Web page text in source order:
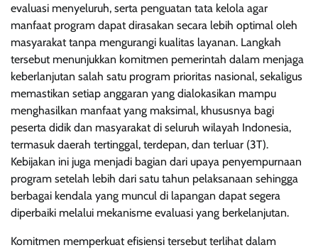
evaluasi menyeluruh, serta penguatan tata kelola agar
manfaat program dapat dirasakan secara lebih optimal oleh
masyarakat tanpa mengurangi kualitas layanan. Langkah
tersebut menunjukkan komitmen pemerintah dalam menjaga
keberlanjutan salah satu program prioritas nasional, sekaligus
memastikan setiap anggaran yang dialokasikan mampu
menghasilkan manfaat yang maksimal, khususnya bagi
peserta didik dan masyarakat di seluruh wilayah Indonesia,
termasuk daerah tertinggal, terdepan, dan terluar (3T).
Kebijakan ini juga menjadi bagian dari upaya penyempurnaan
program setelah lebih dari satu tahun pelaksanaan sehingga
berbagai kendala yang muncul di lapangan dapat segera
diperbaiki melalui mekanisme evaluasi yang berkelanjutan.
Komitmen memperkuat efisiensi tersebut terlihat dalam